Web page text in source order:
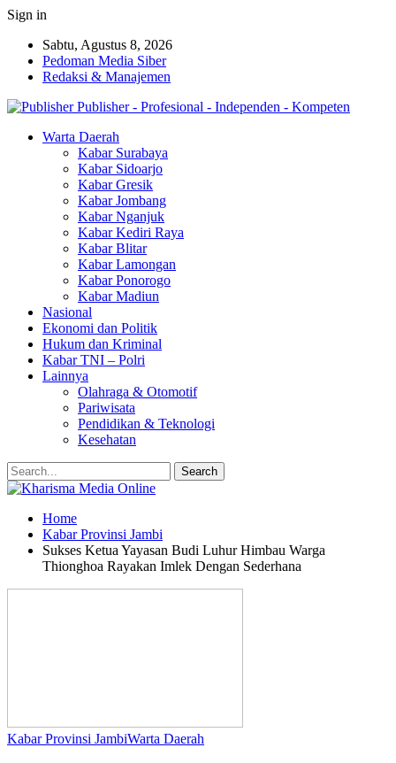
Sign in
Sabtu, Agustus 8, 2026
Pedoman Media Siber
Redaksi & Manajemen
Publisher - Profesional - Independen - Kompeten
Warta Daerah
Kabar Surabaya
Kabar Sidoarjo
Kabar Gresik
Kabar Jombang
Kabar Nganjuk
Kabar Kediri Raya
Kabar Blitar
Kabar Lamongan
Kabar Ponorogo
Kabar Madiun
Nasional
Ekonomi dan Politik
Hukum dan Kriminal
Kabar TNI – Polri
Lainnya
Olahraga & Otomotif
Pariwisata
Pendidikan & Teknologi
Kesehatan
Home
Kabar Provinsi Jambi
Sukses Ketua Yayasan Budi Luhur Himbau Warga
Thionghoa Rayakan Imlek Dengan Sederhana
Kabar Provinsi JambiWarta Daerah